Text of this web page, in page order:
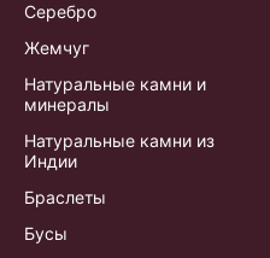
Серебро
Жемчуг
Натуральные камни и
минералы
Натуральные камни из
Индии
Браслеты
Бусы